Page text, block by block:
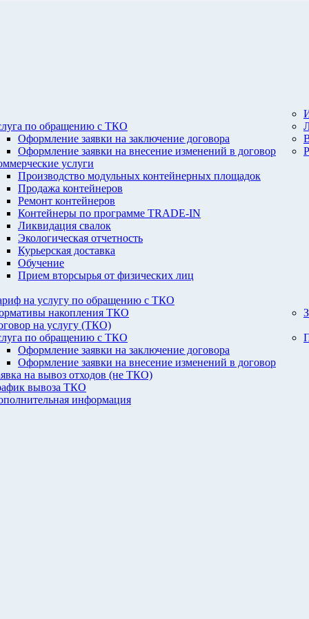
по обращению с ТКО
Оформление заявки на заключение договора
Оформление заявки на внесение изменений в договор
услуги
Производство модульных контейнерных площадок
Продажа контейнеров
Ремонт контейнеров
Контейнеры по программе TRADE-IN
Ликвидация свалок
Экологическая отчетность
Курьерская доставка
Обучение
Прием вторсырья от физических лиц
на услугу по обращению с ТКО
накопления ТКО
на услугу (ТКО)
по обращению с ТКО
Оформление заявки на заключение договора
Оформление заявки на внесение изменений в договор
на вывоз отходов (не ТКО)
вывоза ТКО
информация